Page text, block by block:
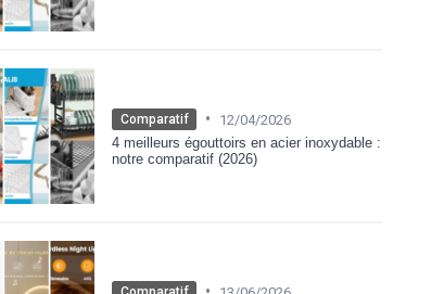
Comparatif •
12/04/2026
4 meilleurs égouttoirs en acier inoxydable :
notre comparatif (2026)